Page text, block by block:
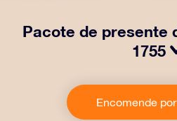
Pacote de presente
1755
da OSR! Esse presente
documentos
endereço de sua escolha,
Encomende